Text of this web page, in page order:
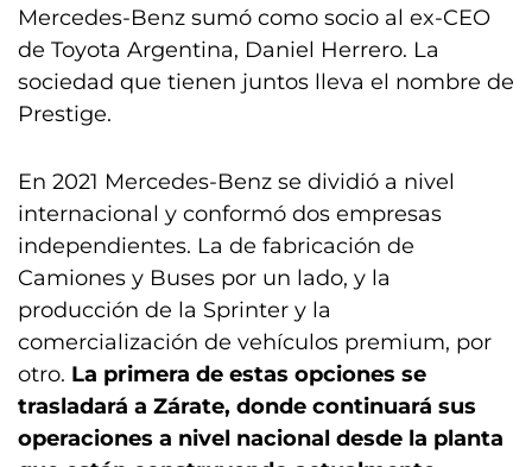
Mercedes-Benz sumó como socio al ex-CEO
de Toyota Argentina, Daniel Herrero. La
sociedad que tienen juntos lleva el nombre de
Prestige.
En 2021 Mercedes-Benz se dividió a nivel
internacional y conformó dos empresas
independientes. La de fabricación de
Camiones y Buses por un lado, y la
producción de la Sprinter y la
comercialización de vehículos premium, por
otro. La primera de estas opciones se
trasladará a Zárate, donde continuará sus
operaciones a nivel nacional desde la planta